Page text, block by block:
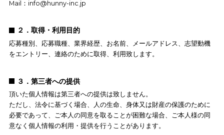
株式会社hunny
〒113 0023 東京都文京区向丘 1ー7ー15 2F
Mail：info@hunny-inc.jp
応募種別、応募職種、業界経歴、お名前、メールアドレス、志望
をエントリー、連絡のために取得、利用致します。
３．第三者への提供